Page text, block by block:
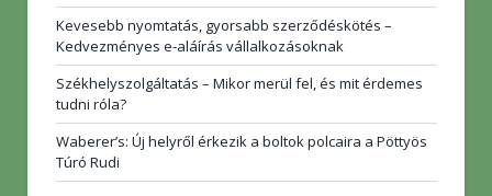
Kevesebb nyomtatás, gyorsabb szerződéskötés –
Kedvezményes e-aláírás vállalkozásoknak
Székhelyszolgáltatás – Mikor merül fel, és mit érdemes
tudni róla?
Waberer’s: Új helyről érkezik a boltok polcaira a Pöttyös
Túró Rudi